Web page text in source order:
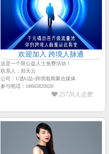
欢迎加入 跨境人脉通
这是一个限公益人士免费活动！
联系人：郑天云
公司：U选U品~跨境电商聚合媒体
参与电话：18665820020
25720人点赞